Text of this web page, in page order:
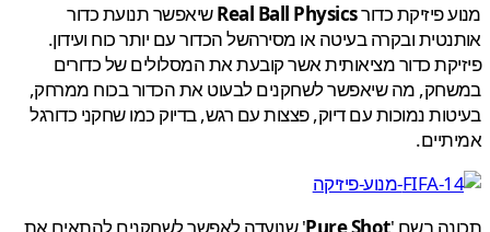
פיזיקת כדורReal Ball Physicsשיאפשר תנועת כדור
ובקרה בעיטה או מסירהשל הכדור עם יותר כוח ועידון.
כדור מציאותית אשר קובעת את המסלולים של כדורים
מה שיאפשר לשחקנים לבעוט את הכדור בכוח ממרחק,
נמוכות עם דיוק, פצצות עם רגש, בדיוק כמו שחקני כדורגל